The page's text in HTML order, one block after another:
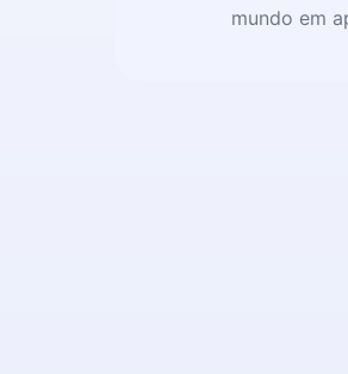
mundo em